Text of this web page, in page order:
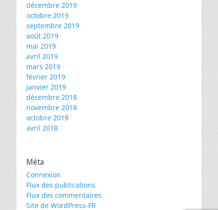
décembre 2019
octobre 2019
septembre 2019
août 2019
mai 2019
avril 2019
mars 2019
février 2019
janvier 2019
décembre 2018
novembre 2018
octobre 2018
avril 2018
Méta
Connexion
Flux des publications
Flux des commentaires
Site de WordPress-FR